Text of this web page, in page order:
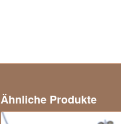
Ähnliche Produkte